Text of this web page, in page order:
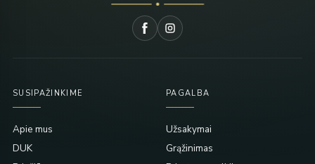
SUSIPAŽINKIME
Apie mus
DUK
PAGALBA
Užsakymai
Grąžinimas